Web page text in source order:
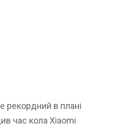
рекордний в плані
час кола Xiaomi